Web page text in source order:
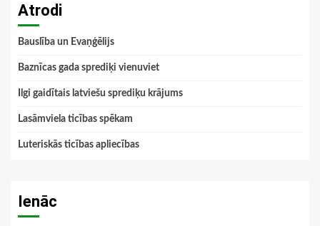
Atrodi
Bauslība un Evaņģēlijs
Baznīcas gada sprediķi vienuviet
Ilgi gaidītais latviešu sprediķu krājums
Lasāmviela ticības spēkam
Luteriskās ticības apliecības
Ienāc